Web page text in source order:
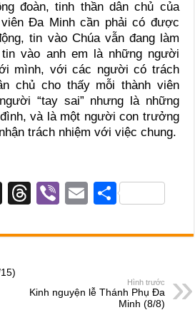
đoàn, tinh thần dân chủ của
Ða Minh cần phải có được
tin vào Chúa vẫn đang làm
vào anh em là những người
mình, với các người có trách
chủ cho thấy mỗi thành viên
“tay sai” nhưng là những
và là một người con trưởng
trách nhiệm với việc chung.
X
T
e
d
Vi
er
E
ail
S
ar
Hình trước
Kinh nguyện lễ Thánh Phụ Đa
Minh (8/8)